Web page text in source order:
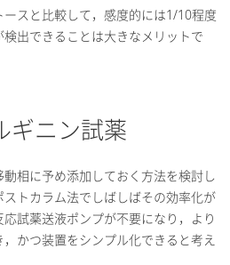
スと比較して，感度的には1/10程度
出できることは大きなメリットで
ギニン試薬
相に予め添加しておく方法を検討し
トカラム法でしばしばその効率化が
試薬送液ポンプが不要になり，より
かつ装置をシンプル化できると考え